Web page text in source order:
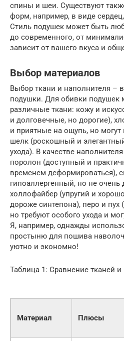
спины и шеи. Существуют
форм, например, в виде
Стиль подушек может быть
до современного, от
зависит от вашего вкуса и
Выбор материалов
Выбор ткани и наполнителя –
подушки. Для обивки подушек
различные ткани: кожу и
и долговечные, но дорогие),
и приятные на ощупь, но могут
шелк (роскошный и
ухода). В качестве
поролон (доступный и
временем деформироваться),
гипоаллергенный, но не очень
холлофайбер (упругий и
дороже синтепона), перо и пух
но требуют особого ухода и
Я, например, однажды
простыню для пошива
уютно и экономно!
Таблица 1: Сравнение тканей
Материал Плюсы